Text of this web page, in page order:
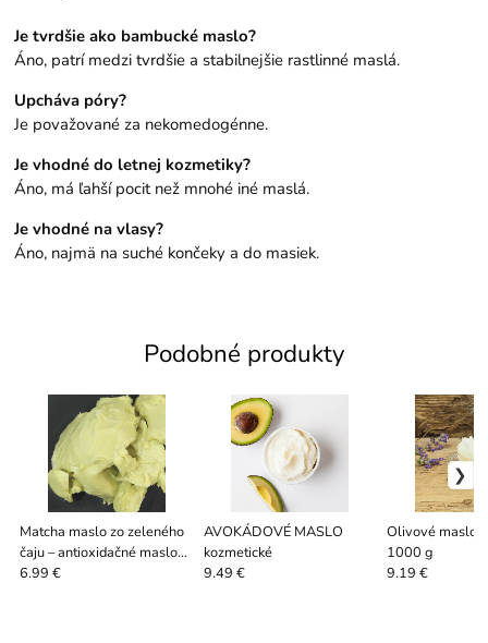
Je tvrdšie ako bambucké maslo?
Áno, patrí medzi tvrdšie a stabilnejšie rastlinné maslá.
Upcháva póry?
Je považované za nekomedogénne.
Je vhodné do letnej kozmetiky?
Áno, má ľahší pocit než mnohé iné maslá.
Je vhodné na vlasy?
Áno, najmä na suché končeky a do masiek.
Podobné produkty
Matcha maslo zo zeleného
čaju – antioxidačné maslo
do kozmetiky 50 g
6.99 €
AVOKÁDOVÉ MASLO
kozmetické
9.49 €
Olivové maslo
1000 g
9.19 €